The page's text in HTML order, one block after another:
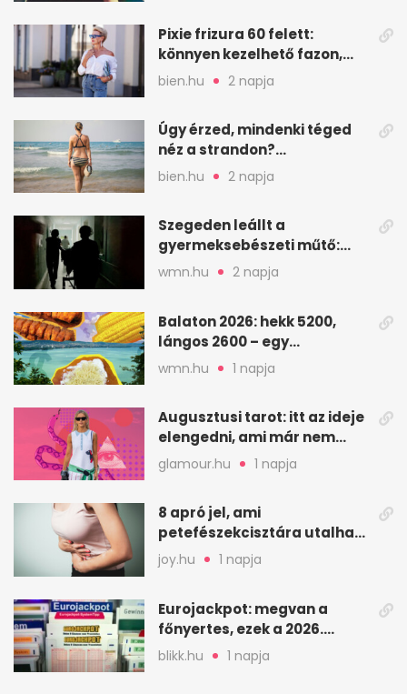
Pixie frizura 60 felett:
könnyen kezelhető fazon,
ami karaktert ad
bien.hu 2 napja
Úgy érzed, mindenki téged
néz a strandon?
Pszichológusok szerint más
áll a háttérben
bien.hu 2 napja
Szegeden leállt a
gyermeksebészeti műtő:
elfogytak a tartalékok
wmn.hu 2 napja
Balaton 2026: hekk 5200,
lángos 2600 – egy
strandnap gyorsan tízezres
wmn.hu 1 napja
Augusztusi tarot: itt az ideje
elengedni, ami már nem
szolgál téged
glamour.hu 1 napja
8 apró jel, ami
petefészekcisztára utalhat
– mire figyelj
joy.hu 1 napja
Eurojackpot: megvan a
főnyertes, ezek a 2026.
augusztus 7-i számok
blikk.hu 1 napja